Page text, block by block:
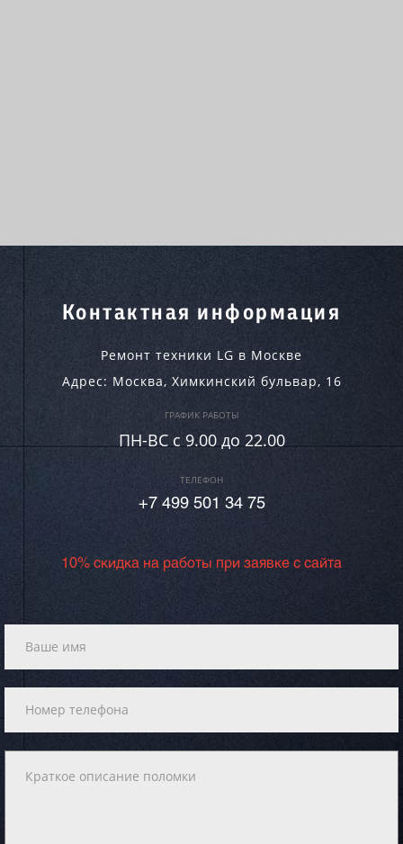
Контактная информация
Ремонт техники LG в Москве
Адрес: Москва, Химкинский бульвар, 16
ГРАФИК РАБОТЫ
ПН-ВC c 9.00 до 22.00
ТЕЛЕФОН
+7 499 501 34 75
10% скидка на работы при заявке с сайта